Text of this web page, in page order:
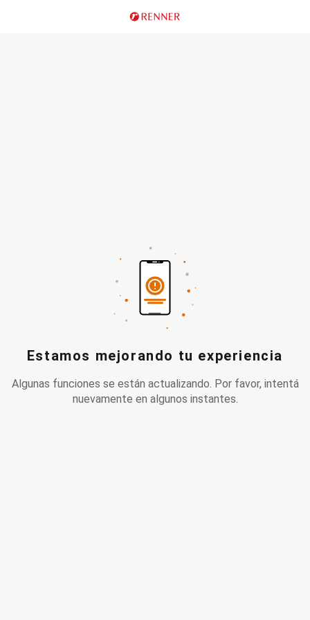
Estamos mejorando tu experiencia
Algunas funciones se están actualizando. Por favor, intentá
nuevamente en algunos instantes.